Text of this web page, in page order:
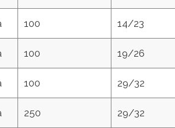
100 14/23
100 19/26
100 29/32
250 29/32